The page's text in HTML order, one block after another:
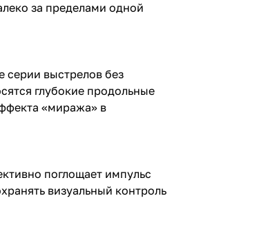
за пределами одной
серии выстрелов без
глубокие продольные
«миража» в
поглощает импульс
визуальный контроль